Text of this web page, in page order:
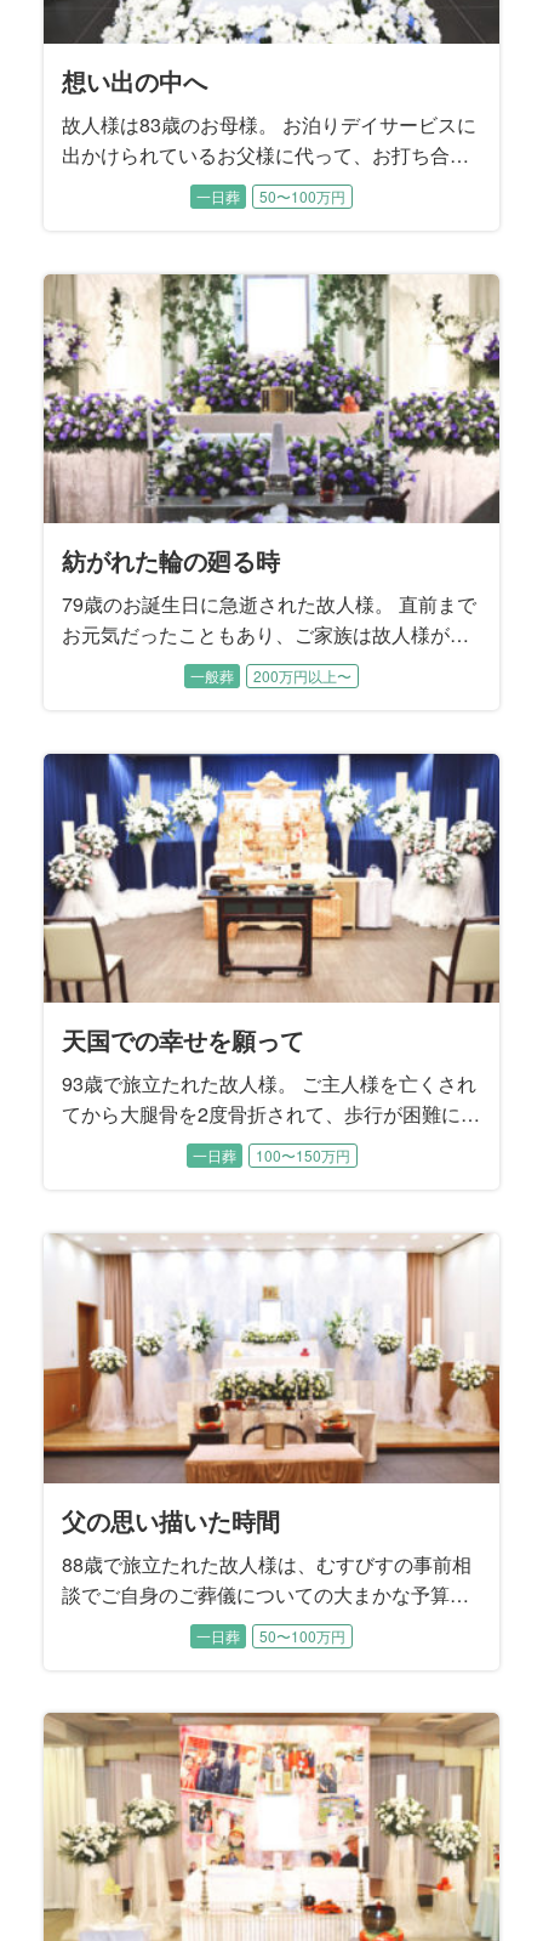
想い出の中へ
故人様は83歳のお母様。 お泊りデイサービスに
出かけられているお父様に代って、お打ち合わ
せは喪主であるご長女様と旦那様にご同席いた
だきました。 お父様は施主をお務めになりま
を執り行うことで、お母様を亡くされたお父様
が今後もしっかり生きていけるようなお別れに
することを望まれました。
一日葬 50〜100万円
紡がれた輪の廻る時
79歳のお誕生日に急逝された故人様。 直前まで
お元気だったこともあり、ご家族は故人様が旅
立たれたことをまだ実感できないご様子でし
た。 性格が明るくて世話焼き、頼まれると嫌と
も信頼されていました。 ご家族に向ける愛情も
同じで、奥様やお子様方を様々な場面で支えて
こられたそうです。 そんな故人様への大きな感
謝を込めて、ご家族はしっかり送ってあげたい
とおっしゃいました。
一般葬 200万円以上〜
天国での幸せを願って
93歳で旅立たれた故人様。 ご主人様を亡くされ
てから大腿骨を2度骨折されて、歩行が困難にな
ったことから晩年は施設でお暮しでした。 施設
では癒し系の楽しい性格から、ちょっとしたア
たご家族はとても驚かれたそうです。 「コロナ
禍の面会制限でなかなか会うことは出来なかっ
たけれど、やれることは全てやり尽くしまし
た」と喪主を務めるご次女様はおっしゃいまし
た。
一日葬 100〜150万円
父の思い描いた時間
88歳で旅立たれた故人様は、むすびすの事前相
談でご自身のご葬儀についての大まかな予算や
方針についてお決めになられていました。 生前
から奥様と2人の息子様には、「葬儀社に話しは
されていたそうです。 お打ち合わせでは、故人
様が遺された『エンディングノート』の内容に
沿うかたちで、お式を進めていくことに決まり
ました。
一日葬 50〜100万円